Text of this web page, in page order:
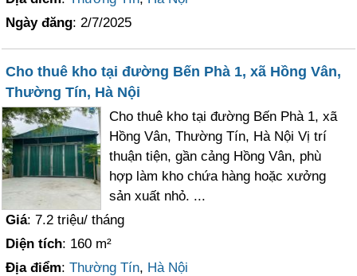
Ngày đăng: 2/7/2025
Cho thuê kho tại đường Bến Phà 1, xã Hồng Vân,
Thường Tín, Hà Nội
Cho thuê kho tại đường Bến Phà 1, xã
Hồng Vân, Thường Tín, Hà Nội Vị trí
thuận tiện, gần cảng Hồng Vân, phù
hợp làm kho chứa hàng hoặc xưởng
sản xuất nhỏ. ...
Giá: 7.2 triệu/ tháng
Diện tích: 160 m²
Địa điểm:Thường Tín, Hà Nội